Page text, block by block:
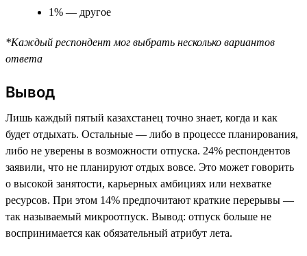
1% — другое
*Каждый респондент мог выбрать несколько вариантов
ответа
Вывод
Лишь каждый пятый казахстанец точно знает, когда и как
будет отдыхать. Остальные — либо в процессе планирования,
либо не уверены в возможности отпуска. 24% респондентов
заявили, что не планируют отдых вовсе. Это может говорить
о высокой занятости, карьерных амбициях или нехватке
ресурсов. При этом 14% предпочитают краткие перерывы —
так называемый микроотпуск. Вывод: отпуск больше не
воспринимается как обязательный атрибут лета.